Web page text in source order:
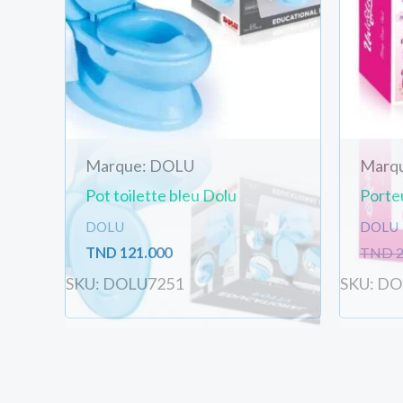
Marque: DOLU
Pot toilette bleu Dolu
DOLU
TND 121.000
SKU: DOLU7251
DOLU
TND
SKU: